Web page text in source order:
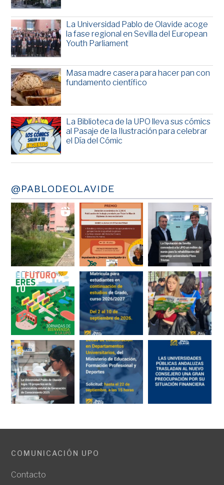
La Universidad Pablo de Olavide acoge
la fase regional en Sevilla del European
Youth Parliament
Masa madre casera para hacer pan con
fundamento científico
La Biblioteca de la UPO lleva sus cómics
al Pasaje de la Ilustración para celebrar
el Día del Cómic
@PABLODEOLAVIDE
COMUNICACIÓN UPO
Contacto